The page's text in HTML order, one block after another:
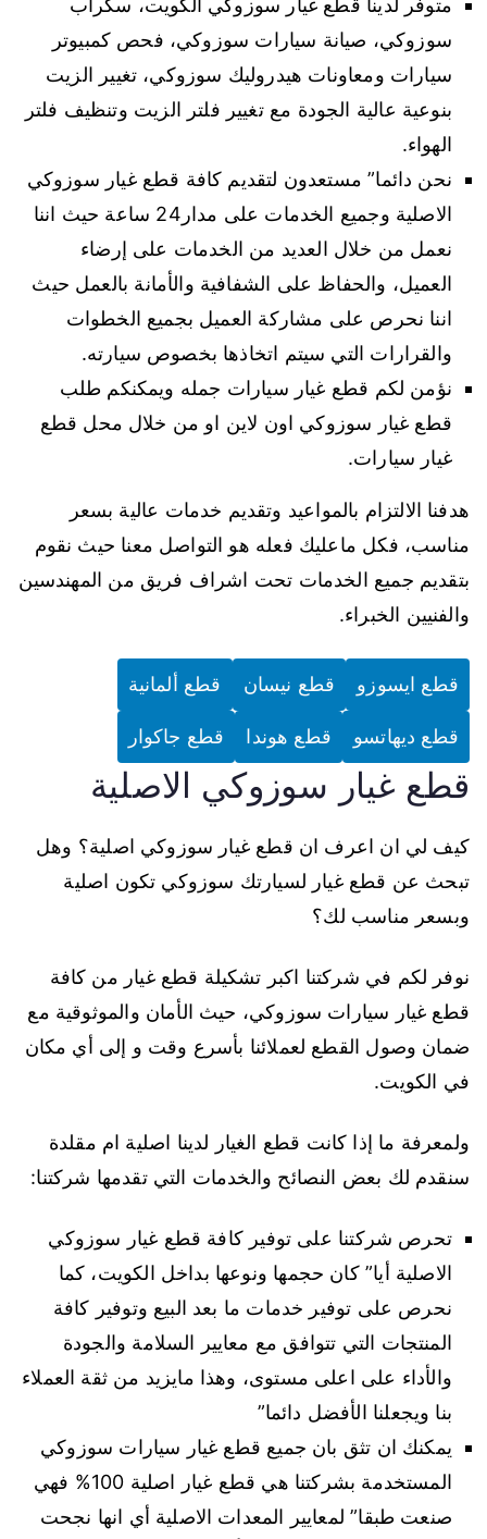
متوفر لدينا قطع غيار سوزوكي الكويت، سكراب
سوزوكي، صيانة سيارات سوزوكي، فحص كمبيوتر
سيارات ومعاونات هيدروليك سوزوكي، تغيير الزيت
بنوعية عالية الجودة مع تغيير فلتر الزيت وتنظيف فلتر
الهواء.
نحن دائما” مستعدون لتقديم كافة قطع غيار سوزوكي
الاصلية وجميع الخدمات على مدار24 ساعة حيث اننا
نعمل من خلال العديد من الخدمات على إرضاء
العميل، والحفاظ على الشفافية والأمانة بالعمل حيث
اننا نحرص على مشاركة العميل بجميع الخطوات
والقرارات التي سيتم اتخاذها بخصوص سيارته.
نؤمن لكم قطع غيار سيارات جمله ويمكنكم طلب
قطع غيار سوزوكي اون لاين او من خلال محل قطع
غيار سيارات.
هدفنا الالتزام بالمواعيد وتقديم خدمات عالية بسعر
مناسب، فكل ماعليك فعله هو التواصل معنا حيث نقوم
بتقديم جميع الخدمات تحت اشراف فريق من المهندسين
والفنيين الخبراء.
قطع ايسوزو قطع نيسان قطع ألمانية
قطع ديهاتسو قطع هوندا قطع جاكوار
قطع غيار سوزوكي الاصلية
كيف لي ان اعرف ان قطع غيار سوزوكي اصلية؟ وهل
تبحث عن قطع غيار لسيارتك سوزوكي تكون اصلية
وبسعر مناسب لك؟
نوفر لكم في شركتنا اكبر تشكيلة قطع غيار من كافة
قطع غيار سيارات سوزوكي، حيث الأمان والموثوقية مع
ضمان وصول القطع لعملائنا بأسرع وقت و إلى أي مكان
في الكويت.
ولمعرفة ما إذا كانت قطع الغيار لدينا اصلية ام مقلدة
سنقدم لك بعض النصائح والخدمات التي تقدمها شركتنا:
تحرص شركتنا على توفير كافة قطع غيار سوزوكي
الاصلية أيا” كان حجمها ونوعها بداخل الكويت، كما
نحرص على توفير خدمات ما بعد البيع وتوفير كافة
المنتجات التي تتوافق مع معايير السلامة والجودة
والأداء على اعلى مستوى، وهذا مايزيد من ثقة العملاء
بنا ويجعلنا الأفضل دائما”
يمكنك ان تثق بان جميع قطع غيار سيارات سوزوكي
المستخدمة بشركتنا هي قطع غيار اصلية 100% فهي
صنعت طبقا” لمعايير المعدات الاصلية أي انها نجحت